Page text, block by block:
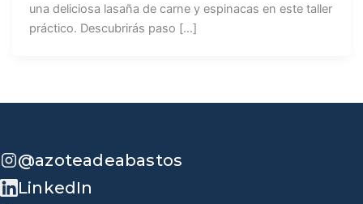
una deliciosa lasaña de carne y espinacas en este taller
práctico. Descubrirás paso […]
@azoteadeabastos
LinkedIn